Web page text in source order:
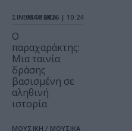
ΣΙΝΕΜΑ / ΝΕΑ
05.08.2026 | 10.24
Ο
παραχαράκτης:
Μια ταινία
δράσης
βασισμένη σε
αληθινή
ιστορία
ΜΟΥΣΙΚΗ / ΜΟΥΣΙΚΑ